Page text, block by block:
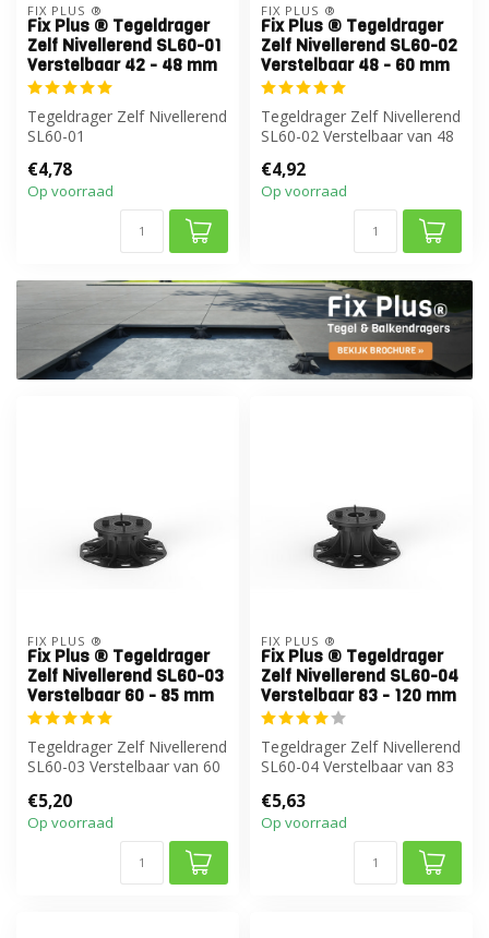
FIX PLUS ®
Fix Plus ® Tegeldrager
Zelf Nivellerend SL60-01
Verstelbaar 42 - 48 mm
Tegeldrager Zelf Nivellerend
SL60-01
€4,78
Op voorraad
FIX PLUS ®
Fix Plus ® Tegeldrager
Zelf Nivellerend SL60-02
Verstelbaar 48 - 60 mm
Tegeldrager Zelf Nivellerend
SL60-02 Verstelbaar van 48
€4,92
Op voorraad
FIX PLUS ®
Fix Plus ® Tegeldrager
Zelf Nivellerend SL60-03
Verstelbaar 60 - 85 mm
Tegeldrager Zelf Nivellerend
SL60-03 Verstelbaar van 60
€5,20
Op voorraad
FIX PLUS ®
Fix Plus ® Tegeldrager
Zelf Nivellerend SL60-04
Verstelbaar 83 - 120 mm
Tegeldrager Zelf Nivellerend
SL60-04 Verstelbaar van 83
€5,63
Op voorraad